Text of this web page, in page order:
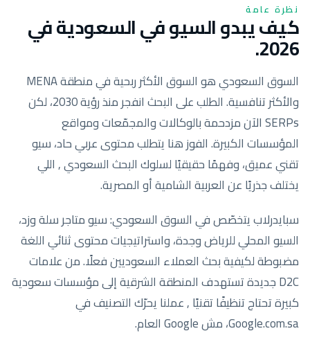
نظرة عامة
كيف يبدو السيو في السعودية في
2026.
السوق السعودي هو السوق الأكثر ربحية في منطقة MENA
والأكثر تنافسية. الطلب على البحث انفجر منذ رؤية 2030، لكن
SERPs الآن مزدحمة بالوكالات والمجمّعات ومواقع
المؤسسات الكبيرة. الفوز هنا يتطلب محتوى عربي حاد، سيو
تقني عميق، وفهمًا حقيقيًا لسلوك البحث السعودي , اللي
يختلف جذريًا عن العربية الشامية أو المصرية.
سبايدرلاب يتخصّص في السوق السعودي: سيو متاجر سلة وزد،
السيو المحلي للرياض وجدة، واستراتيجيات محتوى ثنائي اللغة
مضبوطة لكيفية بحث العملاء السعوديين فعلًا. من علامات
D2C جديدة تستهدف المنطقة الشرقية إلى مؤسسات سعودية
كبيرة تحتاج تنظيفًا تقنيًا , عملنا يحرّك التصنيف في
Google.com.sa، مش Google العام.